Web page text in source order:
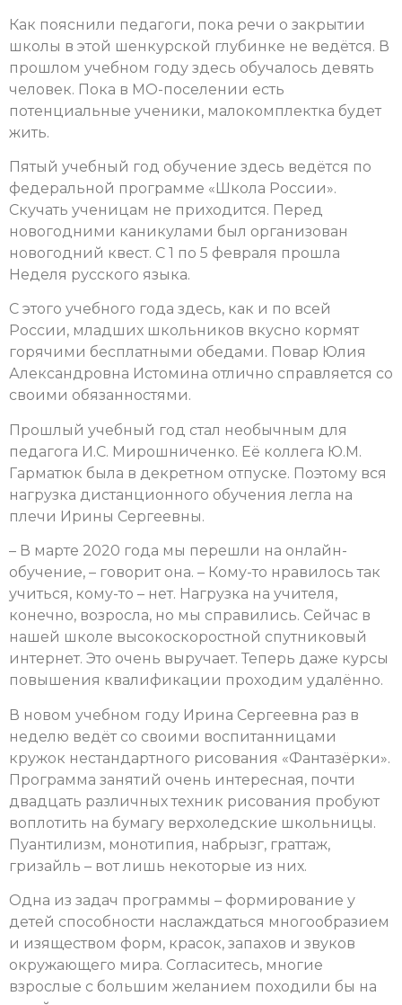
Как пояснили педагоги, пока речи о закрытии
школы в этой шенкурской глубинке не ведётся. В
прошлом учебном году здесь обучалось девять
человек. Пока в МО-поселении есть
потенциальные ученики, малокомплектка будет
жить.
Пятый учебный год обучение здесь ведётся по
федеральной программе «Школа России».
Скучать ученицам не приходится. Перед
новогодними каникулами был организован
новогодний квест. С 1 по 5 февраля прошла
Неделя русского языка.
С этого учебного года здесь, как и по всей
России, младших школьников вкусно кормят
горячими бесплатными обедами. Повар Юлия
Александровна Истомина отлично справляется со
своими обязанностями.
Прошлый учебный год стал необычным для
педагога И.С. Мирошниченко. Её коллега Ю.М.
Гарматюк была в декретном отпуске. Поэтому вся
нагрузка дистанционного обучения легла на
плечи Ирины Сергеевны.
– В марте 2020 года мы перешли на онлайн-
обучение, – говорит она. – Кому-то нравилось так
учиться, кому-то – нет. Нагрузка на учителя,
конечно, возросла, но мы справились. Сейчас в
нашей школе высокоскоростной спутниковый
интернет. Это очень выручает. Теперь даже курсы
повышения квалификации проходим удалённо.
В новом учебном году Ирина Сергеевна раз в
неделю ведёт со своими воспитанницами
кружок нестандартного рисования «Фантазёрки».
Программа занятий очень интересная, почти
двадцать различных техник рисования пробуют
воплотить на бумагу верхоледские школьницы.
Пуантилизм, монотипия, набрызг, граттаж,
гризайль – вот лишь некоторые из них.
Одна из задач программы – формирование у
детей способности наслаждаться многообразием
и изяществом форм, красок, запахов и звуков
окружающего мира. Согласитесь, многие
взрослые с большим желанием походили бы на